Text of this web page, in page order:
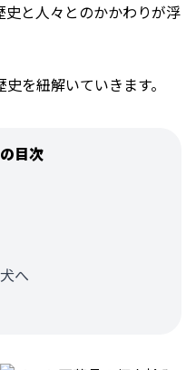
と人々とのかかわりが浮
を紐解いていきます。
目次
へ